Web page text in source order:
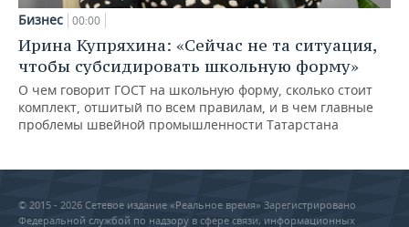
Бизнес 00:00
Ирина Купряхина: «Сейчас не та ситуация,
чтобы субсидировать школьную форму»
О чем говорит ГОСТ на школьную форму, сколько стоит
комплект, отшитый по всем правилам, и в чем главные
проблемы швейной промышленности Татарстана
© 2015 - 2026 Сетевое издание «Реальное время» Зарегистрировано
Федеральной службой по надзору в сфере связи, информационных